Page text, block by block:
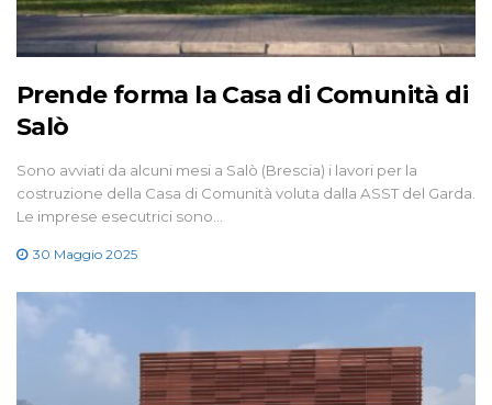
Prende forma la Casa di Comunità di
Salò
Sono avviati da alcuni mesi a Salò (Brescia) i lavori per la
costruzione della Casa di Comunità voluta dalla ASST del Garda.
Le imprese esecutrici sono…
30 Maggio 2025